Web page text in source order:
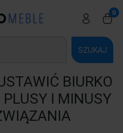
SZUKAJ
BIURKO
PLUSY I MINUSY